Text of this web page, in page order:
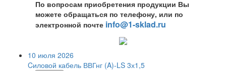
По вопросам приобретения продукции Вы
можете обращаться по телефону, или по
электронной почте info@1-sklad.ru
10 июля 2026
Cиловой кабель ВВГнг (A)-LS 3х1,5